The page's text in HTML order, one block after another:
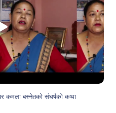
कमला बस्नेतको संघर्षको कथा